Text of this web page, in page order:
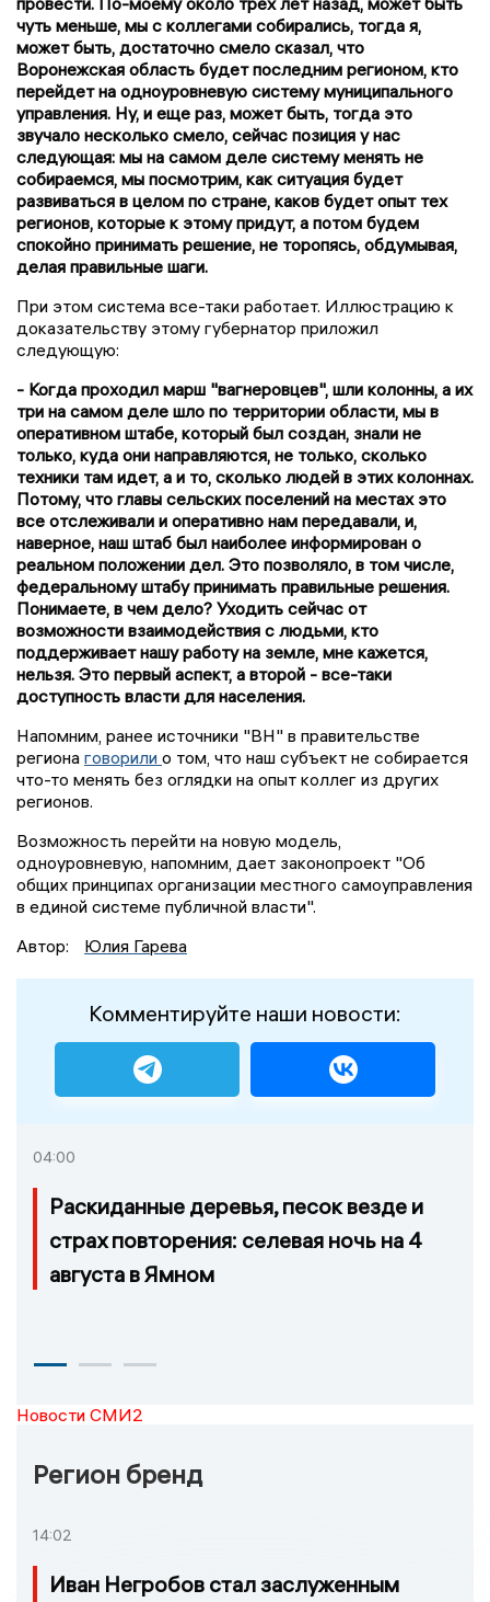
чуть меньше, мы с коллегами собирались, тогда я,
может быть, достаточно смело сказал, что
Воронежская область будет последним регионом, кто
перейдет на одноуровневую систему муниципального
управления. Ну, и еще раз, может быть, тогда это
звучало несколько смело, сейчас позиция у нас
следующая: мы на самом деле систему менять не
собираемся, мы посмотрим, как ситуация будет
развиваться в целом по стране, каков будет опыт тех
регионов, которые к этому придут, а потом будем
спокойно принимать решение, не торопясь, обдумывая,
делая правильные шаги.
При этом система все-таки работает. Иллюстрацию к
доказательству этому губернатор приложил
следующую:
- Когда проходил марш "вагнеровцев", шли колонны, а их
три на самом деле шло по территории области, мы в
оперативном штабе, который был создан, знали не
только, куда они направляются, не только, сколько
техники там идет, а и то, сколько людей в этих колоннах.
Потому, что главы сельских поселений на местах это
все отслеживали и оперативно нам передавали, и,
наверное, наш штаб был наиболее информирован о
реальном положении дел. Это позволяло, в том числе,
федеральному штабу принимать правильные решения.
Понимаете, в чем дело? Уходить сейчас от
возможности взаимодействия с людьми, кто
поддерживает нашу работу на земле, мне кажется,
нельзя. Это первый аспект, а второй - все-таки
доступность власти для населения.
Напомним, ранее источники "ВН" в правительстве
региона говорили о том, что наш субъект не собирается
что-то менять без оглядки на опыт коллег из других
регионов.
Возможность перейти на новую модель,
одноуровневую, напомним, дает законопроект "Об
общих принципах организации местного самоуправления
в единой системе публичной власти".
Автор:
Юлия Гарева
Комментируйте наши новости:
04:00
Раскиданные деревья, песок везде и
страх повторения: селевая ночь на 4
августа в Ямном
Новости СМИ2
Регион бренд
14:02
Иван Негробов стал заслуженным